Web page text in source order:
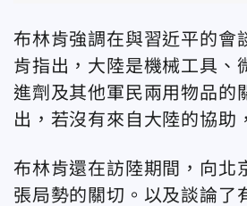
布林肯強調在與習近平的會
肯指出，大陸是機械工具、
進劑及其他軍民兩用物品的
出，若沒有來自大陸的協助
布林肯還在訪陸期間，向北
張局勢的關切。以及談論了